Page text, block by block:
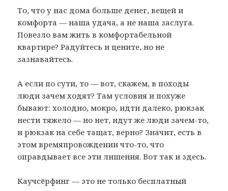
То, что у нас дома больше денег, вещей и
комфорта — наша удача, а не наша заслуга.
Повезло вам жить в комфортабельной
квартире? Радуйтесь и цените, но не
зазнавайтесь.
А если по сути, то — вот, скажем, в походы
люди зачем ходят? Там условия и похуже
бывают: холодно, мокро, идти далеко, рюкзак
нести тяжело — но нет, идут же люди зачем-то,
и рюкзак на себе тащат, верно? Значит, есть в
этом времяпровождении что-то, что
оправдывает все эти лишения. Вот так и здесь.
Каучсёрфинг — это не только бесплатный